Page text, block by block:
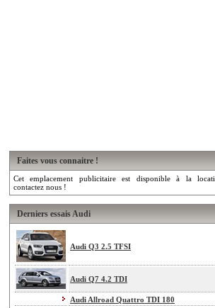
Faites vous connaitre !
Cet emplacement publicitaire est disponible à la
contactez nous !
Derniers essais Audi
Audi Q3 2.5 TFSI
Audi Q7 4.2 TDI
Audi Allroad Quattro TDI 180